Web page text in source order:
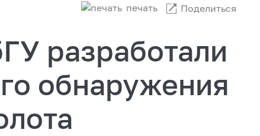
печать Поделиться
разработали
обнаружения